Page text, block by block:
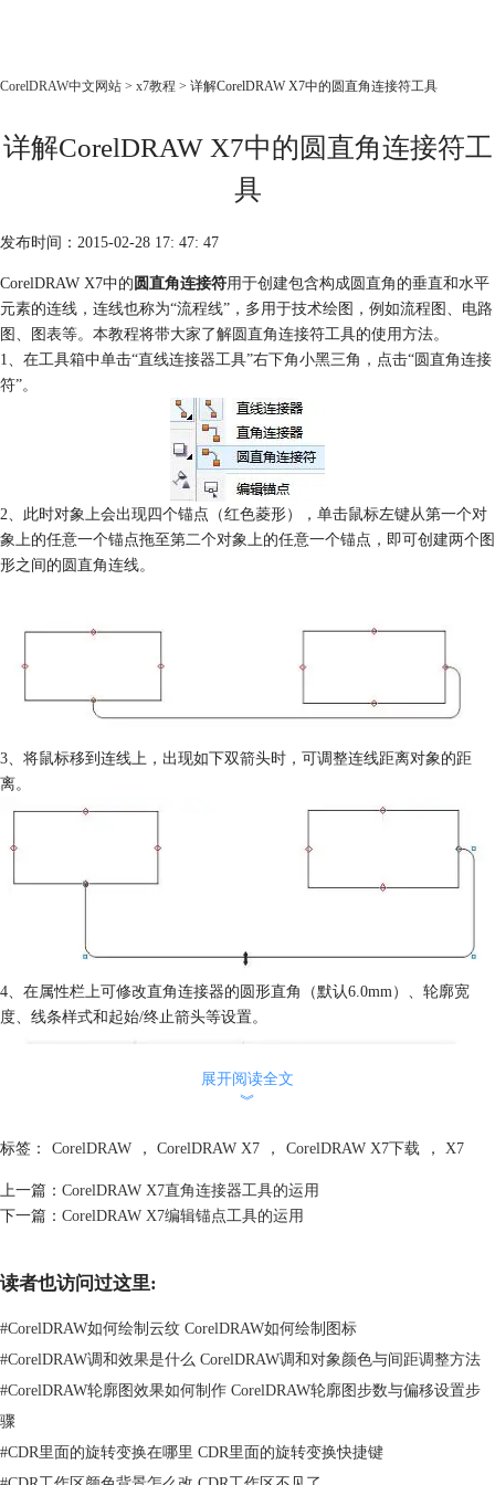
首页
产品
下载
购买
CorelDRAW中文网站 > x7教程 > 详解CorelDRAW X7中的圆直角连接符工具
详解CorelDRAW X7中的圆直角连接符工
具
发布时间：2015-02-28 17: 47: 47
CorelDRAW X7中的圆直角连接符用于创建包含构成圆直角的垂直和水平
元素的连线，连线也称为“流程线”，多用于技术绘图，例如流程图、电路
图、图表等。本教程将带大家了解圆直角连接符工具的使用方法。
1、在工具箱中单击“直线连接器工具”右下角小黑三角，点击“圆直角连接
符”。
2、此时对象上会出现四个锚点（红色菱形），单击鼠标左键从第一个对
象上的任意一个锚点拖至第二个对象上的任意一个锚点，即可创建两个图
形之间的圆直角连线。
3、将鼠标移到连线上，出现如下双箭头时，可调整连线距离对象的距
离。
4、在属性栏上可修改直角连接器的圆形直角（默认6.0mm）、轮廓宽
度、线条样式和起始/终止箭头等设置。
位置；也可使用“形状工具”，拖动一边的节点到新的位置。
展开阅读全文
︾
标签： CorelDRAW ， CorelDRAW X7 ， CorelDRAW X7下载 ， X7
上一篇： CorelDRAW X7直角连接器工具的运用
下一篇： CorelDRAW X7编辑锚点工具的运用
读者也访问过这里:
#CorelDRAW如何绘制云纹 CorelDRAW如何绘制图标
#CorelDRAW调和效果是什么 CorelDRAW调和对象颜色与间距调整方法
#CorelDRAW轮廓图效果如何制作 CorelDRAW轮廓图步数与偏移设置步
骤
#CDR里面的旋转变换在哪里 CDR里面的旋转变换快捷键